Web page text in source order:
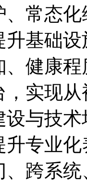
、常态
升基础
健康
， 实现
设与技术
升专业
、跨系